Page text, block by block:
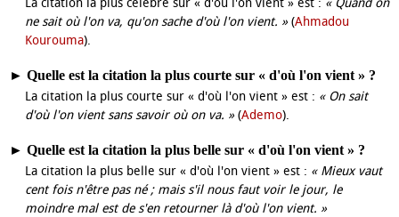
La citation la plus célèbre sur « d'où l'on vient » est : « Quand on
ne sait où l'on va, qu'on sache d'où l'on vient. »(Ahmadou
Kourouma).
► Quelle est la citation la plus courte sur « d'où l'on vient » ?
La citation la plus courte sur « d'où l'on vient » est : « On sait
d'où l'on vient sans savoir où on va. »(Ademo).
► Quelle est la citation la plus belle sur « d'où l'on vient » ?
La citation la plus belle sur « d'où l'on vient » est : « Mieux vaut
cent fois n'être pas né ; mais s'il nous faut voir le jour, le
moindre mal est de s'en retourner là d'où l'on vient. »